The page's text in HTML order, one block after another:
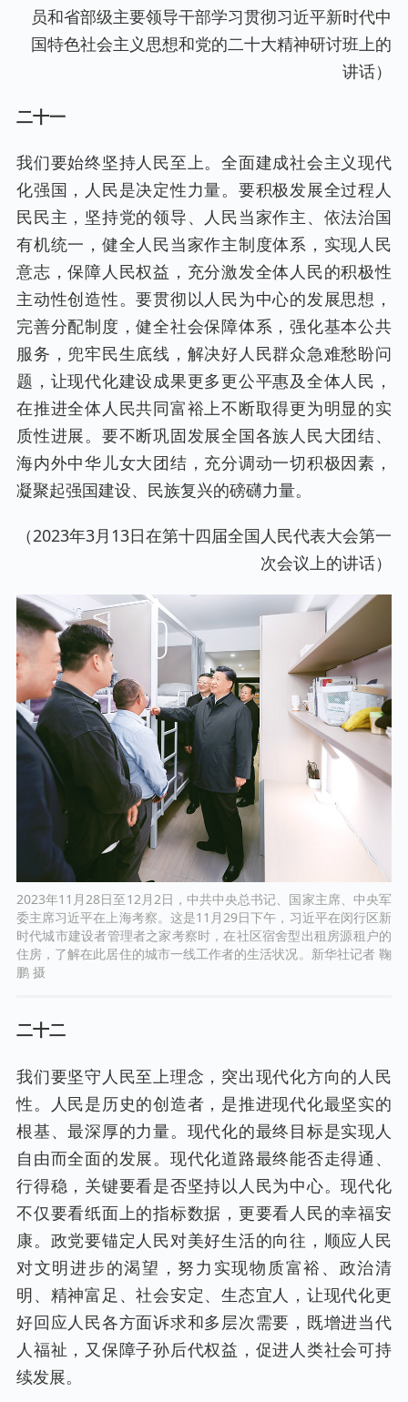
员和省部级主要领导干部学习贯彻习近平新时代中
国特色社会主义思想和党的二十大精神研讨班上的
讲话）
二十一
我们要始终坚持人民至上。全面建成社会主义现代
化强国，人民是决定性力量。要积极发展全过程人
民民主，坚持党的领导、人民当家作主、依法治国
有机统一，健全人民当家作主制度体系，实现人民
意志，保障人民权益，充分激发全体人民的积极性
主动性创造性。要贯彻以人民为中心的发展思想，
完善分配制度，健全社会保障体系，强化基本公共
服务，兜牢民生底线，解决好人民群众急难愁盼问
题，让现代化建设成果更多更公平惠及全体人民，
在推进全体人民共同富裕上不断取得更为明显的实
质性进展。要不断巩固发展全国各族人民大团结、
海内外中华儿女大团结，充分调动一切积极因素，
凝聚起强国建设、民族复兴的磅礴力量。
（2023年3月13日在第十四届全国人民代表大会第一
次会议上的讲话）
2023年11月28日至12月2日，中共中央总书记、国家主席、中央军
委主席习近平在上海考察。这是11月29日下午，习近平在闵行区新
时代城市建设者管理者之家考察时，在社区宿舍型出租房源租户的
住房，了解在此居住的城市一线工作者的生活状况。新华社记者 鞠
鹏 摄
二十二
我们要坚守人民至上理念，突出现代化方向的人民
性。人民是历史的创造者，是推进现代化最坚实的
根基、最深厚的力量。现代化的最终目标是实现人
自由而全面的发展。现代化道路最终能否走得通、
行得稳，关键要看是否坚持以人民为中心。现代化
不仅要看纸面上的指标数据，更要看人民的幸福安
康。政党要锚定人民对美好生活的向往，顺应人民
对文明进步的渴望，努力实现物质富裕、政治清
明、精神富足、社会安定、生态宜人，让现代化更
好回应人民各方面诉求和多层次需要，既增进当代
人福祉，又保障子孙后代权益，促进人类社会可持
续发展。